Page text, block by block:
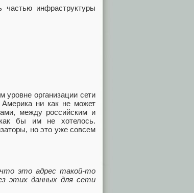
частью инфраструктуры
организации сети
Америка ни как не может
между российским и
как бы им не хотелось.
но это уже совсем
это адрес такой-то
этих данных для сети